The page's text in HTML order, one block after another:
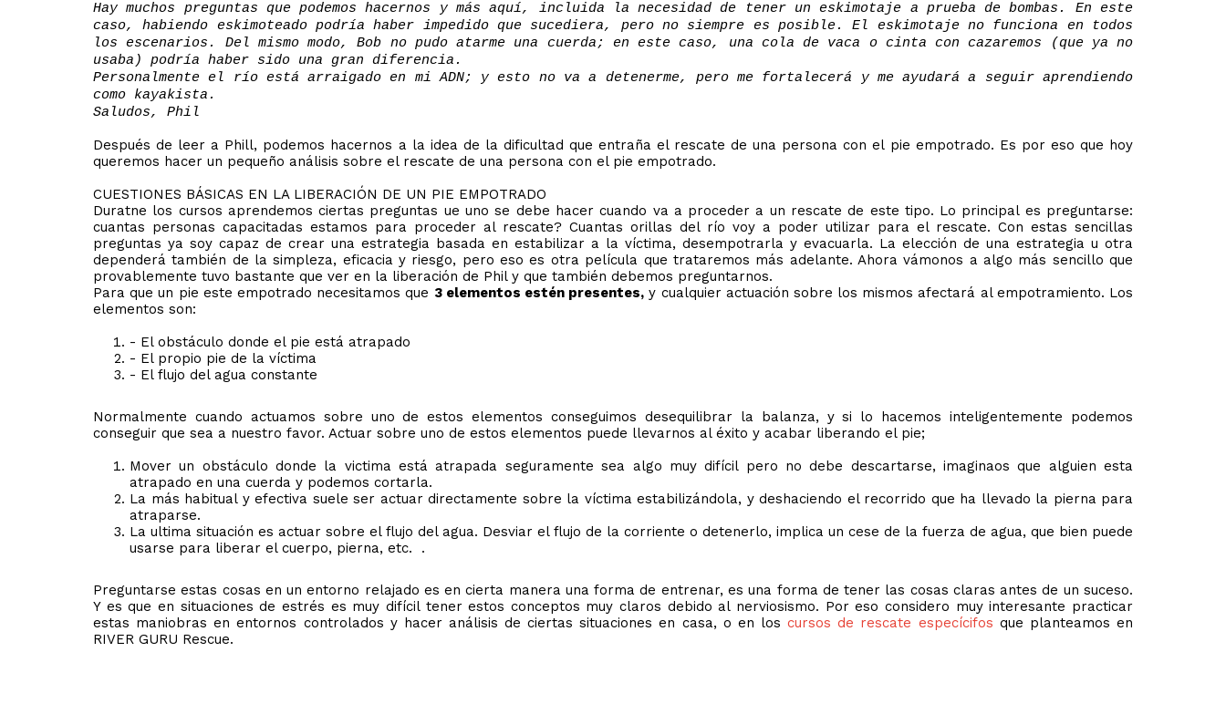
Hay muchos preguntas que podemos hacernos y más aquí, incluida la necesidad de tener un eskimotaje a prueba de bombas. En este
caso, habiendo eskimoteado podría haber impedido que sucediera, pero no siempre es posible. El eskimotaje no funciona en todos
los escenarios. Del mismo modo, Bob no pudo atarme una cuerda; en este caso, una cola de vaca o cinta con cazaremos (que ya no
usaba) podría haber sido una gran diferencia.
Personalmente el río está arraigado en mi ADN; y esto no va a detenerme, pero me fortalecerá y me ayudará a seguir aprendiendo
como kayakista.
Saludos, Phil
Después de leer a Phill, podemos hacernos a la idea de la dificultad que entraña el rescate de una persona con el pie empotrado. Es por eso que hoy
queremos hacer un pequeño análisis sobre el rescate de una persona con el pie empotrado.
CUESTIONES BÁSICAS EN LA LIBERACIÓN DE UN PIE EMPOTRADO
Duratne los cursos aprendemos ciertas preguntas ue uno se debe hacer cuando va a proceder a un rescate de este tipo. Lo principal es preguntarse:
cuantas personas capacitadas estamos para proceder al rescate? Cuantas orillas del río voy a poder utilizar para el rescate. Con estas sencillas
preguntas ya soy capaz de crear una estrategia basada en estabilizar a la víctima, desempotrarla y evacuarla. La elección de una estrategia u otra
dependerá también de la simpleza, eficacia y riesgo, pero eso es otra película que trataremos más adelante. Ahora vámonos a algo más sencillo que
provablemente tuvo bastante que ver en la liberación de Phil y que también debemos preguntarnos.
Para que un pie este empotrado necesitamos que 3 elementos estén presentes, y cualquier actuación sobre los mismos afectará al empotramiento. Los
elementos son:
- El obstáculo donde el pie está atrapado
- El propio pie de la víctima
- El flujo del agua constante
Normalmente cuando actuamos sobre uno de estos elementos conseguimos desequilibrar la balanza, y si lo hacemos inteligentemente podemos
conseguir que sea a nuestro favor. Actuar sobre uno de estos elementos puede llevarnos al éxito y acabar liberando el pie;
Mover un obstáculo donde la victima está atrapada seguramente sea algo muy difícil pero no debe descartarse, imaginaos que alguien esta
atrapado en una cuerda y podemos cortarla.
La más habitual y efectiva suele ser actuar directamente sobre la víctima estabilizándola, y deshaciendo el recorrido que ha llevado la pierna para
atraparse.
La ultima situación es actuar sobre el flujo del agua. Desviar el flujo de la corriente o detenerlo, implica un cese de la fuerza de agua, que bien puede
usarse para liberar el cuerpo, pierna, etc. .
Preguntarse estas cosas en un entorno relajado es en cierta manera una forma de entrenar, es una forma de tener las cosas claras antes de un suceso.
Y es que en situaciones de estrés es muy difícil tener estos conceptos muy claros debido al nerviosismo. Por eso considero muy interesante practicar
estas maniobras en entornos controlados y hacer análisis de ciertas situaciones en casa, o en loscursos de rescate especícifos que planteamos en
RIVER GURU Rescue.